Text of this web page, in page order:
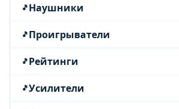
Наушники
Проигрыватели
Рейтинги
Усилители